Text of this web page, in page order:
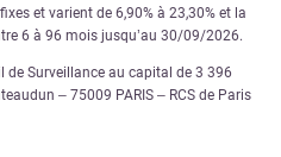
et varient de 6,90% à 23,30% et la
6 à 96 mois jusqu’au 30/09/2026.
de Surveillance au capital de 3 396
– 75009 PARIS – RCS de Paris